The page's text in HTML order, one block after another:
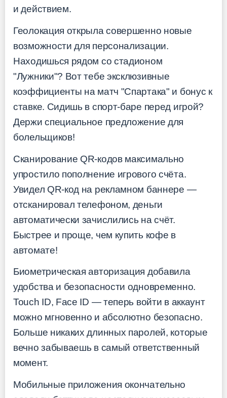
и действием.
Геолокация открыла совершенно новые
возможности для персонализации.
Находишься рядом со стадионом
"Лужники"? Вот тебе эксклюзивные
коэффициенты на матч "Спартака" и бонус к
ставке. Сидишь в спорт-баре перед игрой?
Держи специальное предложение для
болельщиков!
Сканирование QR-кодов максимально
упростило пополнение игрового счёта.
Увидел QR-код на рекламном баннере —
отсканировал телефоном, деньги
автоматически зачислились на счёт.
Быстрее и проще, чем купить кофе в
автомате!
Биометрическая авторизация добавила
удобства и безопасности одновременно.
Touch ID, Face ID — теперь войти в аккаунт
можно мгновенно и абсолютно безопасно.
Больше никаких длинных паролей, которые
вечно забываешь в самый ответственный
момент.
Мобильные приложения окончательно